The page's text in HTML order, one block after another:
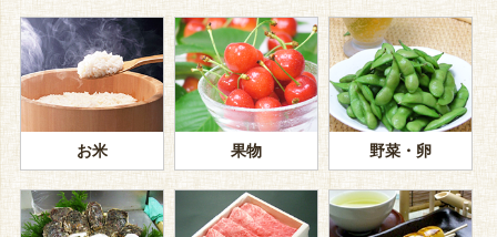
お米 果物 野菜・卵